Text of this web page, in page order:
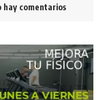
hay comentarios